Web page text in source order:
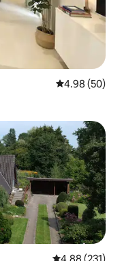
평점 4.98점(5
4.98 (50)